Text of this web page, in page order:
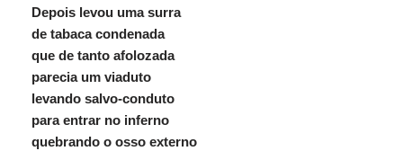
Depois levou uma surra
de tabaca condenada
que de tanto afolozada
parecia um viaduto
levando salvo-conduto
para entrar no inferno
quebrando o osso externo